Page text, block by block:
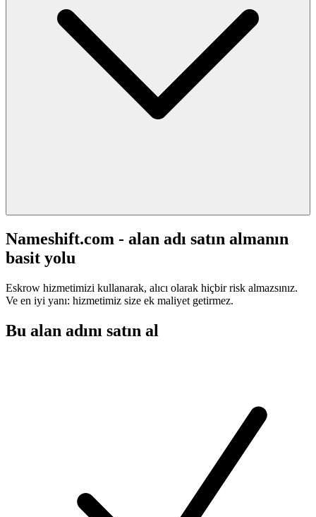
Nameshift.com - alan adı satın almanın
basit yolu
Eskrow hizmetimizi kullanarak, alıcı olarak hiçbir risk almazsınız.
Ve en iyi yanı: hizmetimiz size ek maliyet getirmez.
Bu alan adını satın al